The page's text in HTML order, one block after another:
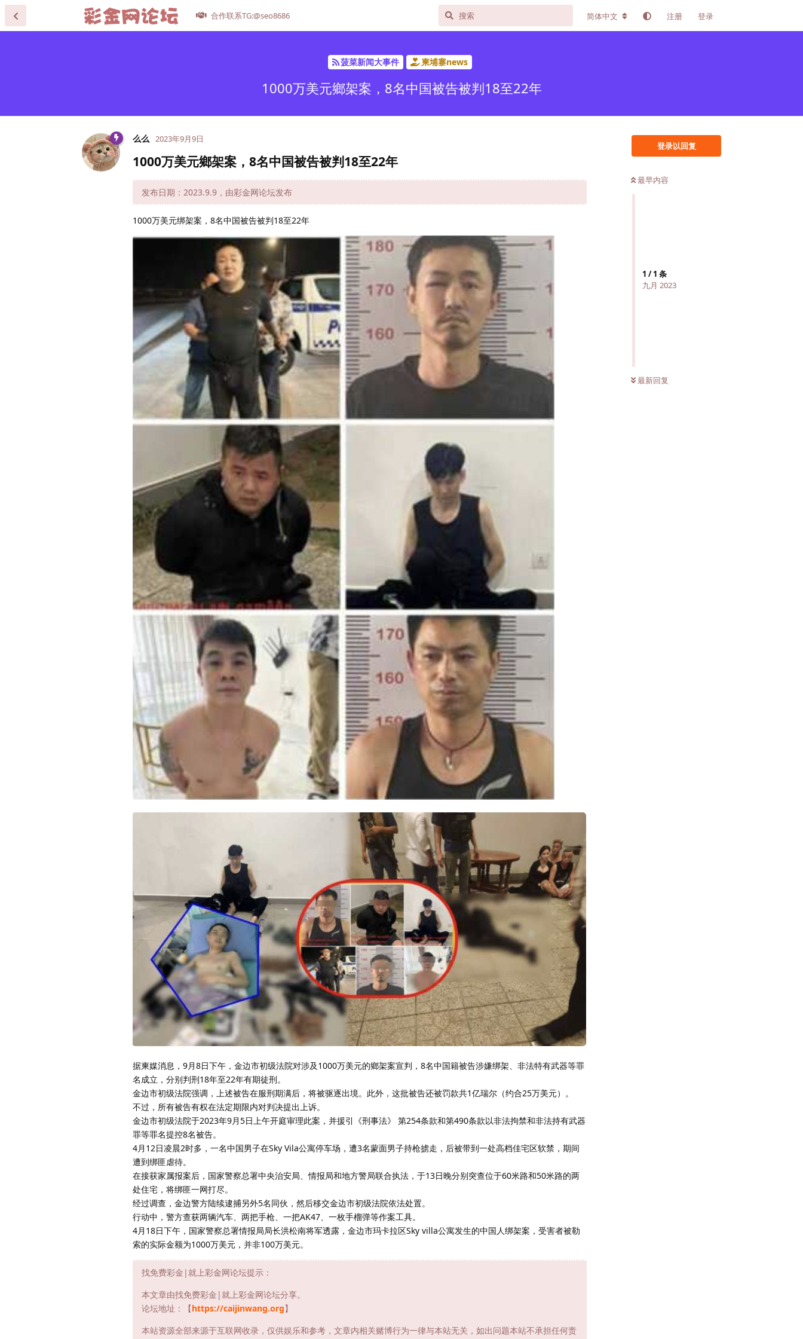
合作联系TG:@seo8686 简体中文 注册 登录
菠菜新闻大事件 柬埔寨news
1000万美元鄉架案，8名中国被告被判18至22年
登录以回复
最早内容
1 /1 条
九月 2023
最新回复
么么 2023年9月9日
1000万美元鄉架案，8名中国被告被判18至22年
发布日期：2023.9.9，由彩金网论坛发布
1000万美元绑架案，8名中国被告被判18至22年
据柬媒消息，9月8日下午，金边市初级法院对涉及1000万美元的鄉架案宣判，8名中国籍被告涉嫌绑架、非法特有武器等罪
名成立，分别判刑18年至22年有期徒刑。
金边市初级法院强调，上述被告在服刑期满后，将被驱逐出境。此外，这批被告还被罚款共1亿瑞尔（约合25万美元）。
不过，所有被告有权在法定期限内对判决提出上诉。
金边市初级法院于2023年9月5日上午开庭审理此案，并援引《刑事法》 第254条款和第490条款以非法拘禁和非法持有武器
罪等罪名提控8名被告。
4月12日凌晨2时多，一名中国男子在Sky Vila公寓停车场，遭3名蒙面男子持枪掳走，后被带到一处高档佳宅区软禁，期间
遭到绑匪虐待。
在接获家属报案后，国家警察总署中央治安局、情报局和地方警局联合执法，于13日晚分别突查位于60米路和50米路的两
处住宅，将绑匪一网打尽。
经过调查，金边警方陆续逮捕另外5名同伙，然后移交金边市初级法院依法处置。
行动中，警方查获两辆汽车、两把手枪、一把AK47、一枚手榴弹等作案工具。
4月18日下午，国家警察总署情报局局长洪松南将军透露，金边市玛卡拉区Sky villa公寓发生的中国人绑架案，受害者被勒
索的实际金额为1000万美元，并非100万美元。
找免费彩金|就上彩金网论坛提示：
本文章由找免费彩金|就上彩金网论坛分享。
论坛地址：【https://caijinwang.org】
本站资源全部来源于互联网收录，仅供娱乐和参考，文章内相关赌博行为一律与本站无关，如出问题本站不承担任何责